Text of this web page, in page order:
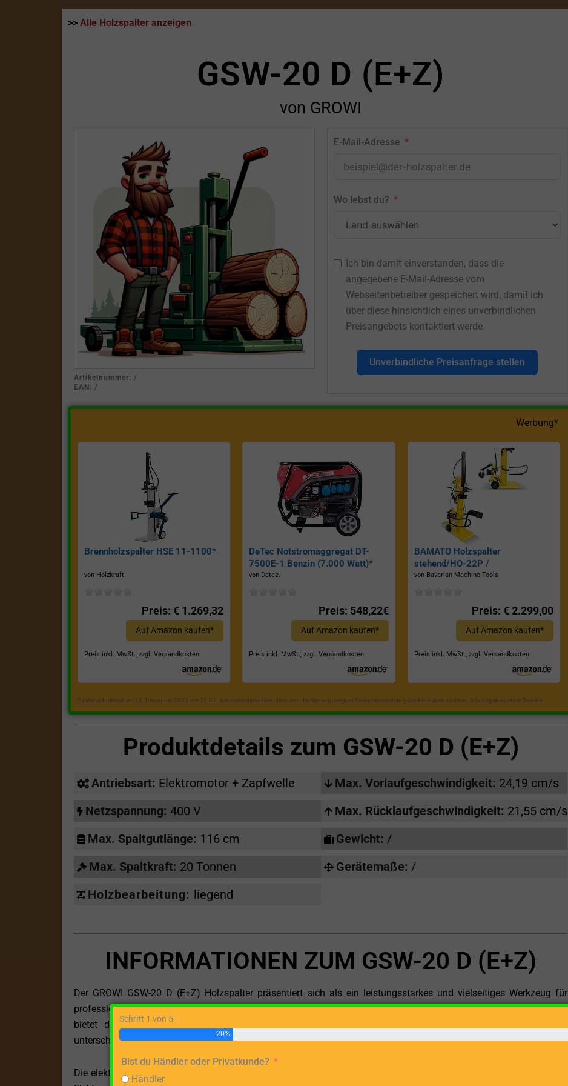
>> Alle Holzspalter anzeigen
GSW-20 D (E+Z)
von GROWI
Artikelnummer: /
EAN: /
E-Mail-Adresse
Wo lebst du?
Ich bin damit einverstanden, dass die
angegebene E-Mail-Adresse vom
Webseitenbetreiber gespeichert wird, damit ich
über diese hinsichtlich eines unverbindlichen
Preisangebots kontaktiert werde.
Unverbindliche Preisanfrage stellen
Werbung*
Brennholzspalter HSE 11-1100*
von Holzkraft
Preis: € 1.269,32
Auf Amazon kaufen*
Preis inkl. MwSt., zzgl. Versandkosten
DeTec Notstromaggregat DT-
7500E-1 Benzin (7.000 Watt)*
von Detec.
Preis: 548,22€
Auf Amazon kaufen*
Preis inkl. MwSt., zzgl. Versandkosten
BAMATO Holzspalter
stehend/HO-22P /
Zapfwellenantrieb, Inkl.
von Bavarian Machine Tools
Preis: € 2.299,00
Auf Amazon kaufen*
Preis inkl. MwSt., zzgl. Versandkosten
Zuletzt aktualisiert am 18. Dezember 2023 um 21:50 . Ich weise darauf hin, dass sich die hier angezeigten Preise inzwischen geändert haben können. Alle Angaben ohne Gewähr.
Produktdetails zum GSW-20 D (E+Z)
Antriebsart: Elektromotor + Zapfwelle
Netzspannung: 400 V
Max. Spaltgutlänge: 116 cm
Max. Spaltkraft: 20 Tonnen
Holzbearbeitung:
liegend
Max. Vorlaufgeschwindigkeit: 24,19 cm/s
Max. Rücklaufgeschwindigkeit: 21,55 cm/s
Gewicht: /
Gerätemaße: /
INFORMATIONEN ZUM GSW-20 D (E+Z)
Der GROWI GSW-20 D (E+Z) Holzspalter präsentiert sich als ein leistungsstarkes und vielseitiges Werkzeug für
professionelle Holzbearbeitungsaufgaben. Mit einer Kombination aus Elektromotor und Zapfwelle als Antriebsart
bietet dieses Modell eine optimale Energiequelle für kraftvolles und effizientes Spalten von Holzstämmen
unterschiedlicher Größen und Härtegrade.
Die elektrische Netzspannung von 400 V gewährleistet eine zuverlässige und konstante Energieversorgung für den
Schritt 1 von 5 -
20%
Bist du Händler oder Privatkunde?
Händler